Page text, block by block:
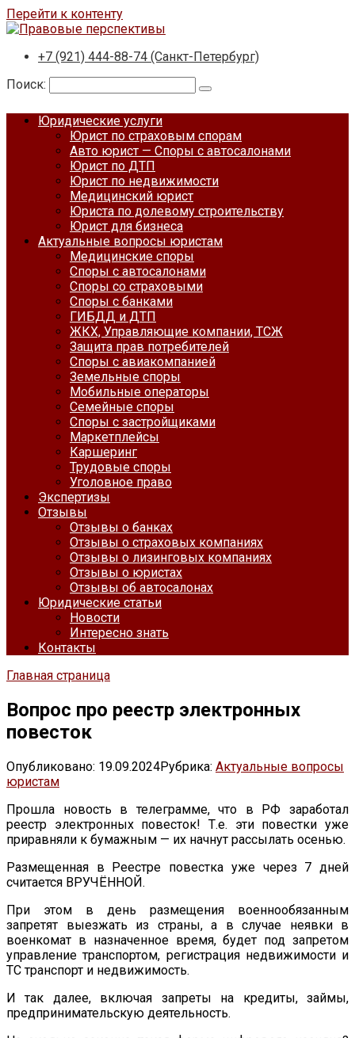
Перейти к контенту
+7 (921) 444-88-74 (Санкт-Петербург)
Поиск:
Юридические услуги
Юрист по страховым спорам
Авто юрист — Споры с автосалонами
Юрист по ДТП
Юрист по недвижимости
Медицинский юрист
Юриста по долевому строительству
Юрист для бизнеса
Актуальные вопросы юристам
Медицинские споры
Споры с автосалонами
Споры со страховыми
Споры с банками
ГИБДД и ДТП
ЖКХ, Управляющие компании, ТСЖ
Защита прав потребителей
Споры с авиакомпанией
Земельные споры
Мобильные операторы
Семейные споры
Споры с застройщиками
Маркетплейсы
Каршеринг
Трудовые споры
Уголовное право
Экспертизы
Отзывы
Отзывы о банках
Отзывы о страховых компаниях
Отзывы о лизинговых компаниях
Отзывы о юристах
Отзывы об автосалонах
Юридические статьи
Новости
Интересно знать
Контакты
Главная страница
Вопрос про реестр электронных
повесток
Опубликовано: 19.09.2024Рубрика: Актуальные вопросы
юристам
Прошла новость в телеграмме, что в РФ заработал
реестр электронных повесток! Т.е. эти повестки уже
приравняли к бумажным — их начнут рассылать осенью.
Размещенная в Реестре повестка уже через 7 дней
считается ВРУЧЁННОЙ.
При этом в день размещения военнообязанным
запретят выезжать из страны, а в случае неявки в
военкомат в назначенное время, будет под запретом
управление транспортом, регистрация недвижимости и
ТС транспорт и недвижимость.
И так далее, включая запреты на кредиты, займы,
предпринимательскую деятельность.